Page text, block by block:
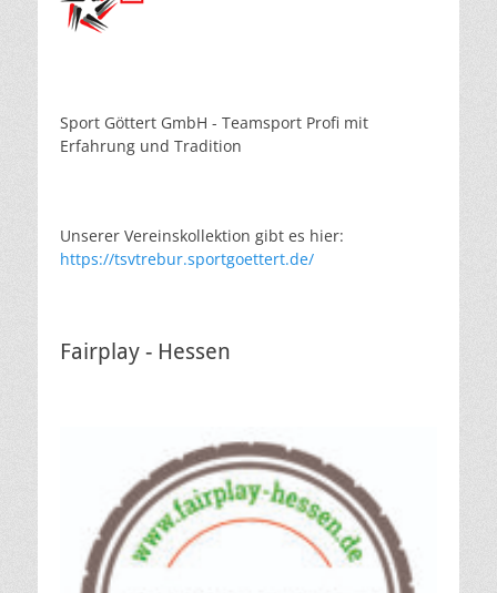
Sport Göttert GmbH - Teamsport Profi mit
Erfahrung und Tradition
Unserer Vereinskollektion gibt es hier:
https://tsvtrebur.sportgoettert.de/
Fairplay - Hessen